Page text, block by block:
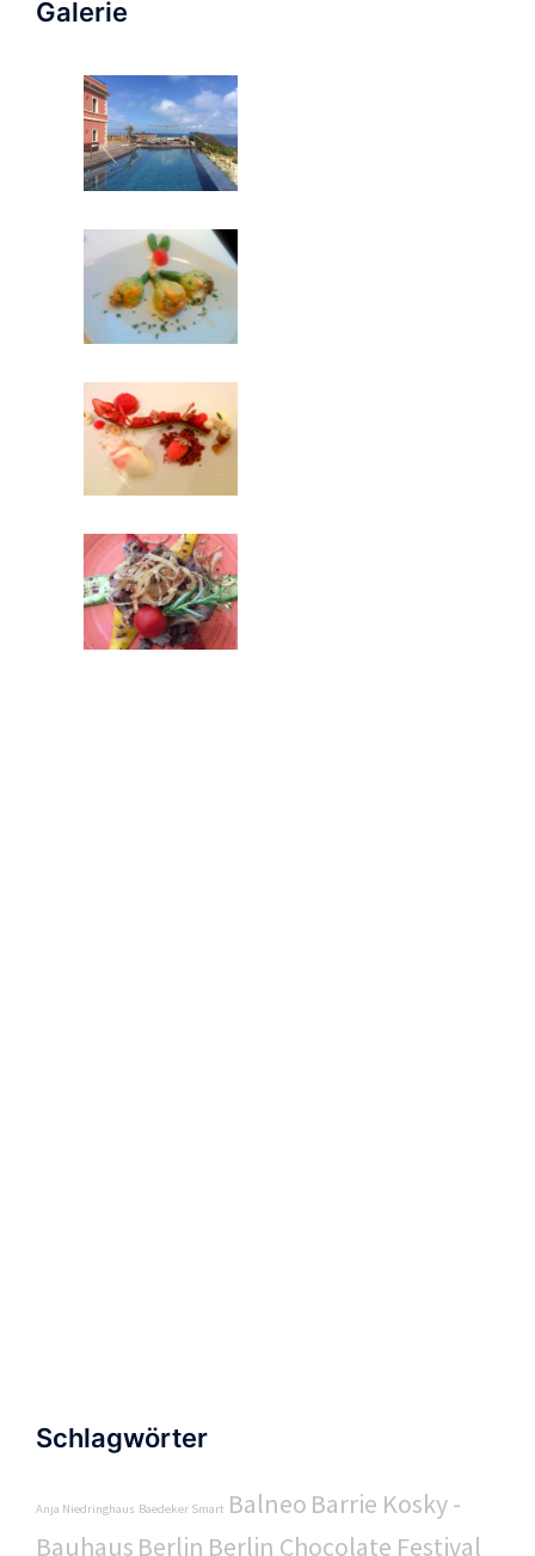
Galerie
Schlagwörter
Anja Niedringhaus Baedeker Smart Balneo Barrie Kosky -
Bauhaus Berlin Berlin Chocolate Festival